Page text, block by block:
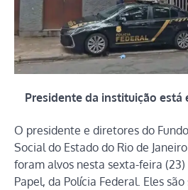
Presidente da instituição está
O presidente e diretores do
Social do Estado do Rio de
foram alvos nesta sexta-feira
Papel, da Polícia Federal. Eles